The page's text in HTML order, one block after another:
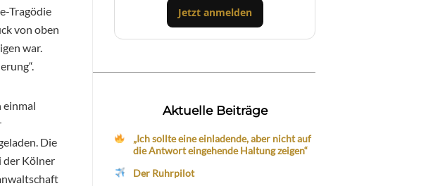
Tragödie
von oben
war.
einmal
Die
der Kölner
Jetzt anmelden
Aktuelle Beiträge
„Ich sollte eine einladende, aber nicht auf
die Antwort eingehende Haltung zeigen“
Der Ruhrpilot